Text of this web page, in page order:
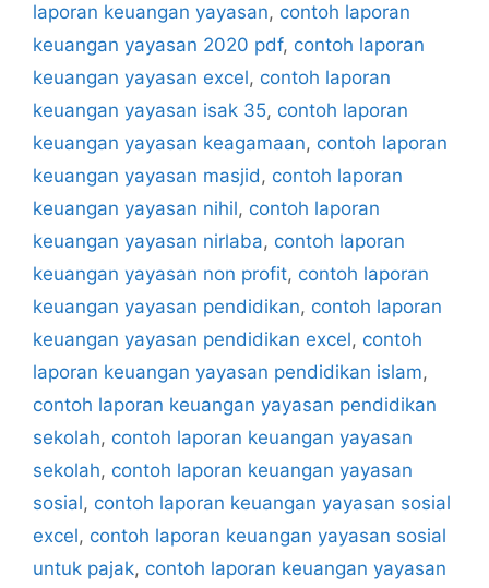
laporan keuangan yayasan, contoh laporan
keuangan yayasan 2020 pdf, contoh laporan
keuangan yayasan excel, contoh laporan
keuangan yayasan isak 35, contoh laporan
keuangan yayasan keagamaan, contoh laporan
keuangan yayasan masjid , contoh laporan
keuangan yayasan nihil, contoh laporan
keuangan yayasan nirlaba, contoh laporan
keuangan yayasan non profit, contoh laporan
keuangan yayasan pendidikan, contoh laporan
keuangan yayasan pendidikan excel, contoh
laporan keuangan yayasan pendidikan islam,
contoh laporan keuangan yayasan pendidikan
sekolah, contoh laporan keuangan yayasan
sekolah, contoh laporan keuangan yayasan
sosial, contoh laporan keuangan yayasan sosial
excel, contoh laporan keuangan yayasan sosial
untuk pajak, contoh laporan keuangan yayasan